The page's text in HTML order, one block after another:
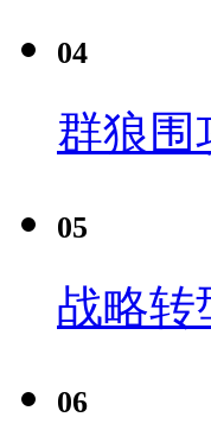
04
群狼围
05
战略转
06